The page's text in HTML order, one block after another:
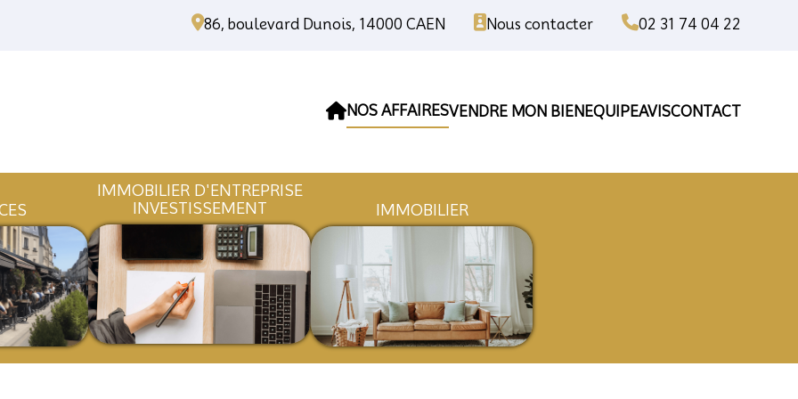
86, boulevard Dunois, 14000 CAEN Nous contacter 02 31 74 04 22
NOS AFFAIRESVENDRE MON BIEN EQUIPEAVISCONTACT
IMMOBILIER D'ENTREPRISE
INVESTISSEMENT IMMOBILIER